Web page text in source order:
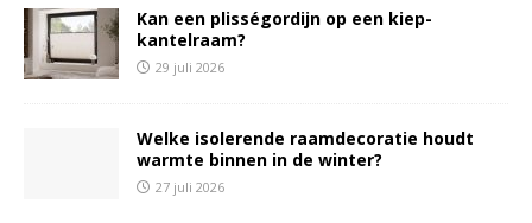
Kan een plisségordijn op een kiep-
kantelraam?
29 juli 2026
Welke isolerende raamdecoratie houdt
warmte binnen in de winter?
27 juli 2026